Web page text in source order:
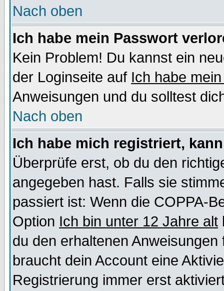
Nach oben
Ich habe mein Passwort
Kein Problem! Du kannst ein
der Loginseite auf Ich habe
Anweisungen und du solltest
Nach oben
Ich habe mich registriert,
Überprüfe erst, ob du den
angegeben hast. Falls sie
passiert ist: Wenn die COPPA-
Option Ich bin unter 12 Jahre alt
du den erhaltenen
braucht dein Account eine
Registrierung immer erst